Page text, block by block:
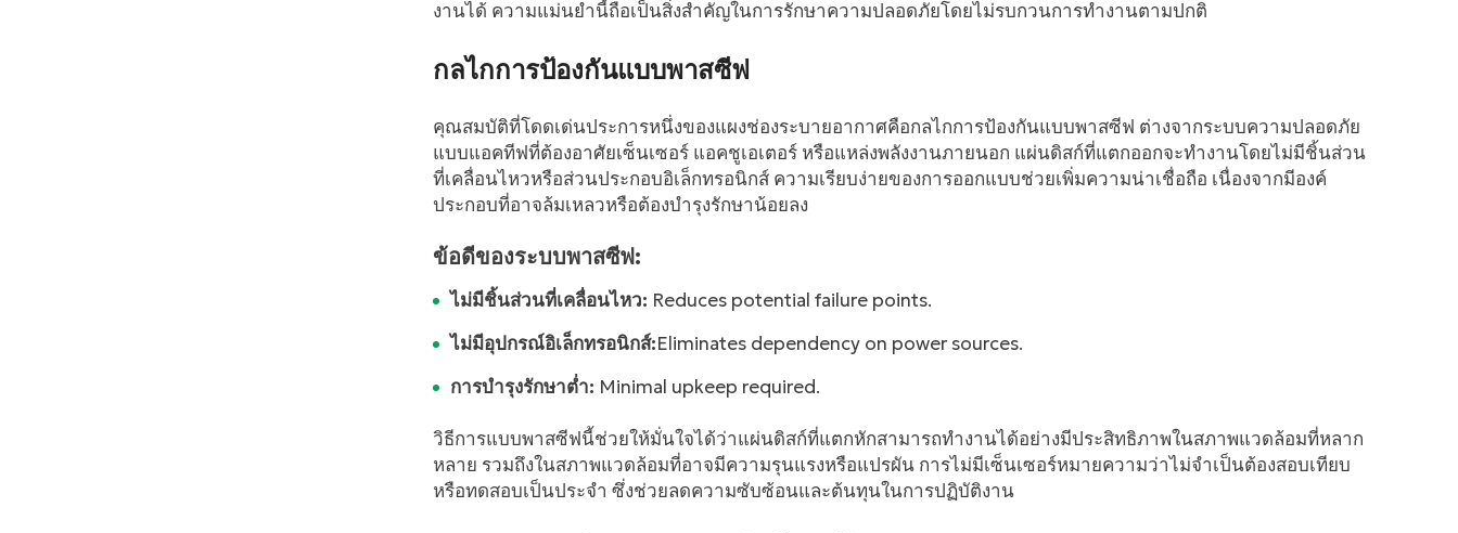
งานได้ ความแม่นยำนี้ถือเป็นสิ่งสำคัญในการรักษาความปลอดภัยโดยไม่รบกวนการทำงานตามปกติ
กลไกการป้องกันแบบพาสซีฟ
คุณสมบัติที่โดดเด่นประการหนึ่งของแผงช่องระบายอากาศคือกลไกการป้องกันแบบพาสซีฟ ต่างจากระบบความปลอดภัย
แบบแอคทีฟที่ต้องอาศัยเซ็นเซอร์ แอคชูเอเตอร์ หรือแหล่งพลังงานภายนอก แผ่นดิสก์ที่แตกออกจะทำงานโดยไม่มีชิ้นส่วน
ที่เคลื่อนไหวหรือส่วนประกอบอิเล็กทรอนิกส์ ความเรียบง่ายของการออกแบบช่วยเพิ่มความน่าเชื่อถือ เนื่องจากมีองค์
ประกอบที่อาจล้มเหลวหรือต้องบำรุงรักษาน้อยลง
ข้อดีของระบบพาสซีฟ:
ไม่มีชิ้นส่วนที่เคลื่อนไหว: Reduces potential failure points.
ไม่มีอุปกรณ์อิเล็กทรอนิกส์:Eliminates dependency on power sources.
การบำรุงรักษาต่ำ: Minimal upkeep required.
วิธีการแบบพาสซีฟนี้ช่วยให้มั่นใจได้ว่าแผ่นดิสก์ที่แตกหักสามารถทำงานได้อย่างมีประสิทธิภาพในสภาพแวดล้อมที่หลาก
หลาย รวมถึงในสภาพแวดล้อมที่อาจมีความรุนแรงหรือแปรผัน การไม่มีเซ็นเซอร์หมายความว่าไม่จำเป็นต้องสอบเทียบ
หรือทดสอบเป็นประจำ ซึ่งช่วยลดความซับซ้อนและต้นทุนในการปฏิบัติงาน